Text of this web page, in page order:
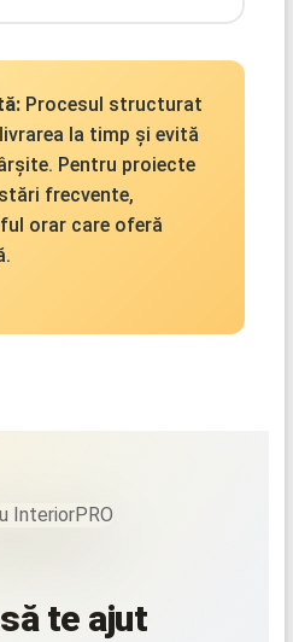
Procesul structurat
la timp și evită
Pentru proiecte
frecvente,
orar care oferă
te ajut